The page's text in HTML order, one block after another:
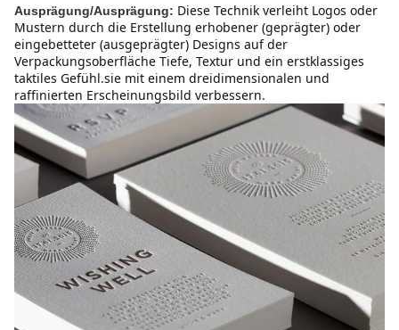
Ausprägung/Ausprägung: Diese Technik verleiht Logos oder
Mustern durch die Erstellung erhobener (geprägter) oder
eingebetteter (ausgeprägter) Designs auf der
Verpackungsoberfläche Tiefe, Textur und ein erstklassiges
taktiles Gefühl.sie mit einem dreidimensionalen und
raffinierten Erscheinungsbild verbessern.